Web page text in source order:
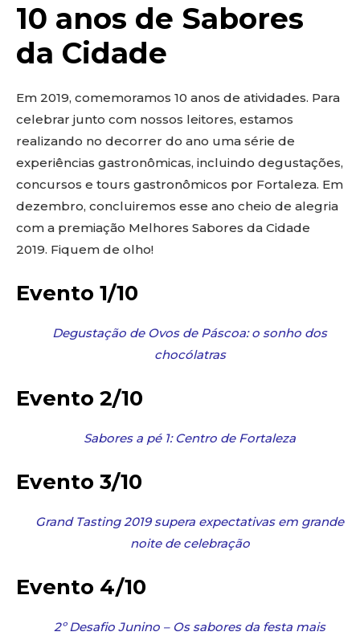
10 anos de Sabores
da Cidade
Em 2019, comemoramos 10 anos de atividades. Para
celebrar junto com nossos leitores, estamos
realizando no decorrer do ano uma série de
experiências gastronômicas, incluindo degustações,
concursos e tours gastronômicos por Fortaleza. Em
dezembro, concluiremos esse ano cheio de alegria
com a premiação Melhores Sabores da Cidade
2019. Fiquem de olho!
Evento 1/10
Degustação de Ovos de Páscoa: o sonho dos
chocólatras
Evento 2/10
Sabores a pé 1: Centro de Fortaleza
Evento 3/10
Grand Tasting 2019 supera expectativas em grande
noite de celebração
Evento 4/10
2º Desafio Junino – Os sabores da festa mais